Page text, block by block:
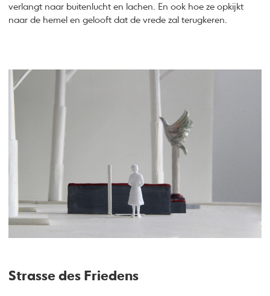
verlangt naar buitenlucht en lachen. En ook hoe ze opkijkt
naar de hemel en gelooft dat de vrede zal terugkeren.
Strasse des Friedens